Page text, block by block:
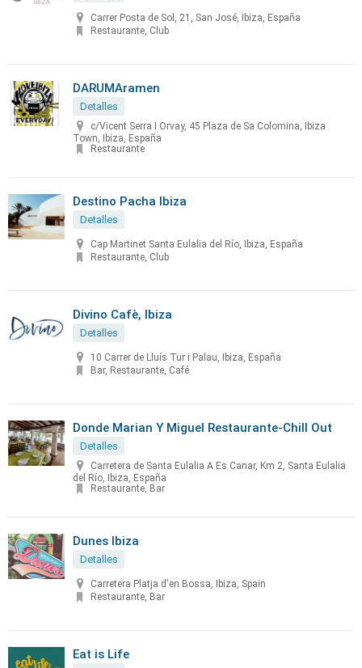
Carrer Posta de Sol, 21, San José, Ibiza, España
Restaurante, Club
DARUMAramen
Detalles
c/Vicent Serra I Orvay, 45 Plaza de Sa Colomina, Ibiza
Town, Ibiza, España
Restaurante
Destino Pacha Ibiza
Detalles
Cap Martinet Santa Eulalia del Río, Ibiza, España
Restaurante, Club
Divino Cafè, Ibiza
Detalles
10 Carrer de Lluís Tur i Palau, Ibiza, España
Bar, Restaurante, Café
Donde Marian Y Miguel Restaurante-Chill Out
Detalles
Carretera de Santa Eulalia A Es Canar, Km 2, Santa Eulalia
del Río, Ibiza, España
Restaurante, Bar
Dunes Ibiza
Detalles
Carretera Platja d'en Bossa, Ibiza, Spain
Restaurante, Bar
Eat is Life